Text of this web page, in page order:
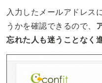
入力したメールアドレス
うかを確認できるので、
忘れた人も迷うことなく